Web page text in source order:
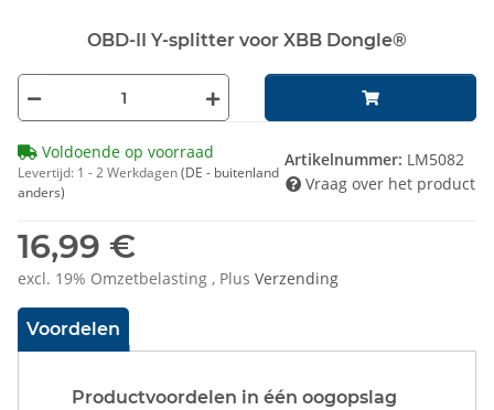
OBD-II Y-splitter voor XBB Dongle®
16,99 €
excl. 19% Omzetbelasting , Plus Verzending
Voordelen
Productvoordelen in één oogopslag
Voldoende op voorraad
Levertijd: 1 - 2 Werkdagen(DE - buitenland
anders)
Artikelnummer: LM5082
Vraag over het product